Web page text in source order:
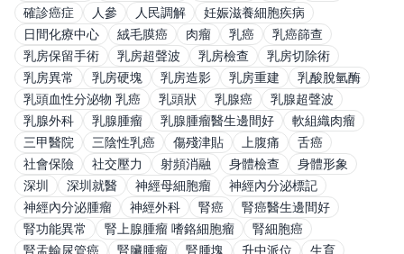
確診癌症
人參 人民調解
妊娠滋養細胞疾病
日間化療中心
絨毛膜癌 肉瘤 乳癌
乳癌篩查
乳房保留手術
乳房超聲波 乳房檢查
乳房切除術
乳房異常
乳房硬塊 乳房造影 乳房重建
乳酸脫氫酶
乳頭血性分泌物 乳癌
乳頭狀 乳腺癌
乳腺超聲波
乳腺外科
乳腺腫瘤 乳腺腫瘤醫生邊間好
軟組織肉瘤
三甲醫院
三陰性乳癌 傷殘津貼 上腹痛
舌癌
社會保險
社交壓力 射頻消融 身體檢查
身體形象
深圳
深圳就醫 神經母細胞瘤
神經內分泌標記
神經內分泌腫瘤
神經外科 腎癌
腎癌醫生邊間好
腎功能異常
腎上腺腫瘤 嗜鉻細胞瘤
腎細胞癌
腎盂輸尿管癌
腎臟腫瘤 腎腫塊 升中派位 生育